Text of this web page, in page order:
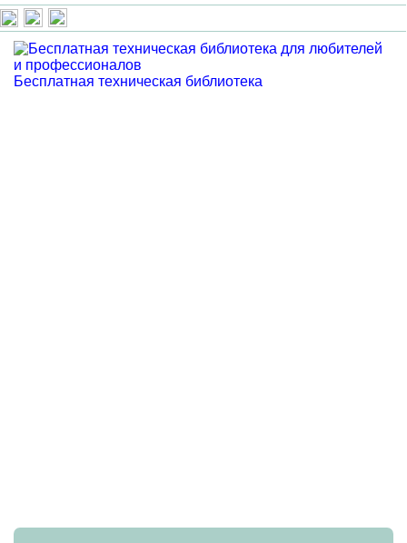
Бесплатная техническая библиотека